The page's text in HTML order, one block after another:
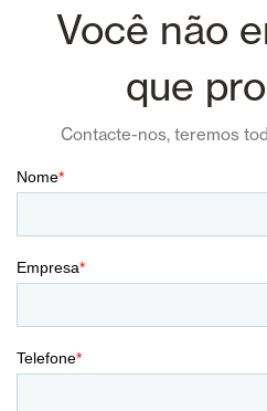
Você não
que
Contacte-nos, teremos